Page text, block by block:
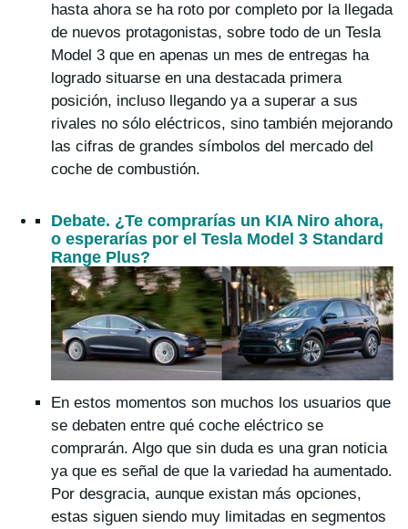
hasta ahora se ha roto por completo por la llegada
de nuevos protagonistas, sobre todo de un Tesla
Model 3 que en apenas un mes de entregas ha
logrado situarse en una destacada primera
posición, incluso llegando ya a superar a sus
rivales no sólo eléctricos, sino también mejorando
las cifras de grandes símbolos del mercado del
coche de combustión.
Debate. ¿Te comprarías un KIA Niro ahora,
o esperarías por el Tesla Model 3 Standard
Range Plus?
En estos momentos son muchos los usuarios que
se debaten entre qué coche eléctrico se
comprarán. Algo que sin duda es una gran noticia
ya que es señal de que la variedad ha aumentado.
Por desgracia, aunque existan más opciones,
estas siguen siendo muy limitadas en segmentos